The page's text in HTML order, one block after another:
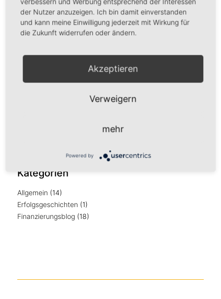
Januar 2023 (1)
Februar 2021(1)
Oktober 2020
(1)
Kategorien
Allgemein (14)
Erfolgsgeschichten (1)
Finanzierungsblog (18)
der Nutzer anzuzeigen. Ich bin damit einverstanden
und kann meine Einwilligung jederzeit mit Wirkung für
die Zukunft widerrufen oder ändern.
Akzeptieren
Verweigern
mehr
Powered by